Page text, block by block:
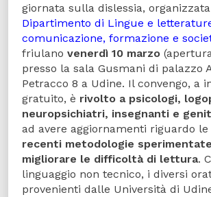
giornata sulla dislessia,
Dipartimento di Lingue e
comunicazione, formazione e
friulano venerdì 10 marzo
presso la sala Gusmani di palazzo
Petracco 8 a Udine. Il convengo, a
gratuito, è rivolto a psicologi,
neuropsichiatri, insegnanti e
ad avere aggiornamenti riguardo le
recenti metodologie
migliorare le difficoltà di lettura.
linguaggio non tecnico, i diversi
provenienti dalle Università di